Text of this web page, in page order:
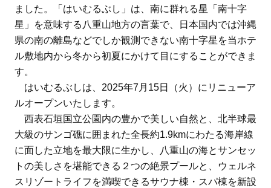
ました。「はいむるぶし」は、南に群れる星「南十字
星」を意味する八重山地方の言葉で、日本国内では沖縄
県の南の離島などでしか観測できない南十字星を当ホテ
ル敷地内から冬から初夏にかけて目にすることができま
す。
はいむるぶしは、2025年7月15日（火）にリニューア
ルオープンいたします。
西表石垣国立公園内の豊かで美しい自然と、北半球最
大級のサンゴ礁に囲まれた全長約1.9kmにわたる海岸線
に面した立地を最大限に生かし、八重山の海とサンセッ
トの美しさを堪能できる２つの絶景プールと、ウェルネ
スリゾートライフを満喫できるサウナ棟・スパ棟を新設